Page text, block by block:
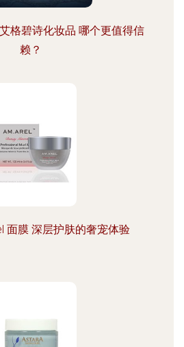
格碧诗化妆品 哪个更值得信
赖？
面膜 深层护肤的奢宠体验